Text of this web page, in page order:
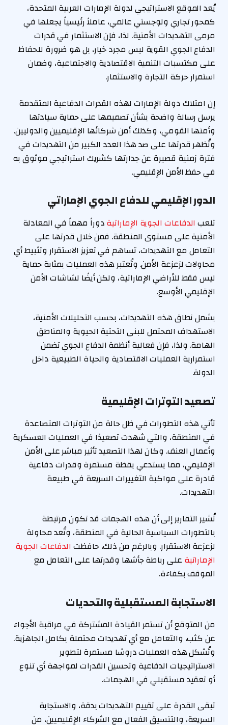
يُعد الموقع الاستراتيجي لدولة الإمارات العربية المتحدة،
كمحور تجاري ولوجستي عالمي، عاملاً رئيسياً يجعلها في
مرمى التهديدات الأمنية. لذا، فإن الاستثمار في قدرات
الدفاع الجوي القوية ليس مجرد خيار، بل هو ضرورة للحفاظ
على مكتسبات التنمية الاقتصادية والاجتماعية، وضمان
استمرار حركة التجارة والاستثمار.
إن امتلاك دولة الإمارات لهذه القدرات الدفاعية المتقدمة
يرسل رسالة واضحة بشأن تصميمها على حماية سيادتها
وأمنها القومي، وكذلك أمن شركائها الإقليميين والدوليين.
وتُظهر قدرتها على صد هذا العدد الكبير من التهديدات في
فترة زمنية قصيرة عن جدارتها كشريك استراتيجي موثوق به
في حفظ الأمن الإقليمي.
الدور الإقليمي للدفاع الجوي الإماراتي
تلعب الدفاعات الجوية الإماراتيةدوراً مهماً في المعادلة
الأمنية على مستوى المنطقة. فمن خلال قدرتها على
التعامل مع التهديدات، تساهم في تعزيز الاستقرار وتثبيط أي
محاولات لزعزعة الأمن. وتُعتبر هذه العمليات بمثابة حماية
ليس فقط للأراضي الإماراتية، ولكن أيضًا لشاشات الأمن
الإقليمي الأوسع.
يشمل نطاق هذه التهديدات، بحسب التحليلات الأمنية،
الاستهداف المحتمل للبنى التحتية الحيوية والمناطق
الهامة. ولذا، فإن فعالية أنظمة الدفاع الجوي تضمن
استمرارية العمليات الاقتصادية والحياة الطبيعية داخل
الدولة.
تصعيد التوترات الإقليمية
تأتي هذه التطورات في ظل حالة من التوترات المتصاعدة
في المنطقة، والتي شهدت تصعيدًا في العمليات العسكرية
وأعمال العنف. وكان لهذا التصعيد تأثير مباشر على الأمن
الإقليمي، مما يستدعي يقظة مستمرة وقدرات دفاعية
قادرة على مواكبة التغييرات السريعة في طبيعة
التهديدات.
تُشير التقارير إلى أن هذه الهجمات قد تكون مرتبطة
بالتطورات السياسية الحالية في المنطقة، وتُعد محاولة
لزعزعة الاستقرار. وبالرغم من ذلك، حافظت الدفاعات الجوية
الإماراتية على رباطة جأشها وقدرتها على التعامل مع
الموقف بكفاءة.
الاستجابة المستقبلية والتحديات
من المتوقع أن تستمر القيادة المشتركة في مراقبة الأجواء
عن كثب، والتعامل مع أي تهديدات محتملة بكامل الجاهزية.
وتُشكل هذه العمليات دروسًا مستمرة لتطوير
الاستراتيجيات الدفاعية وتحسين القدرات لمواجهة أي تنوع
أو تعقيد مستقبلي في الهجمات.
تبقى القدرة على تقييم التهديدات بدقة، والاستجابة
السريعة، والتنسيق الفعال مع الشركاء الإقليميين، من